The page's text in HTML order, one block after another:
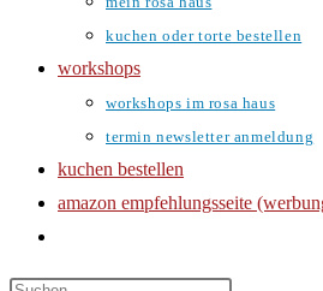
kuchen oder torte bestellen
workshops
workshops im rosa haus
termin newsletter anmeldung
kuchen bestellen
amazon empfehlungsseite